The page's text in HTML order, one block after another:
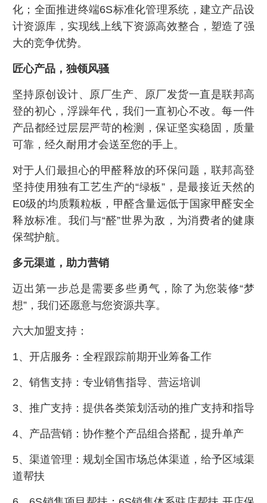
化；全面推进终端6S标准化管理系统，建立产品设
计资源库，实现线上线下资源高效整合，塑造了强
大的竞争优势。
匠心产品，独领风骚
坚持原创设计、原厂生产、原厂发货一直是联邦高
登的初心，浮躁年代，我们一直初心不改。每一件
产品都经过层层严苛的检测，保证坚实稳固，质量
可靠，经久耐用才会送至您的手上。
对于人们最担心的甲醛释放的环保问题，联邦高登
坚持使用独有工艺生产的“绿板”，是最接近天然的
E0级的均质颗粒板，甲醛含量远低于国家甲醛安全
释放标准。我们与“醛”世界为敌，为消费者的健康
保驾护航。
多元渠道，助力营销
迈出第一步总是需要多些勇气，除了为您装修“梦
想”，我们还愿意与您资源共享。
六大加盟支持：
1、开店服务：全程跟踪前期开业筹备工作
2、销售支持：专业销售指导、营运培训
3、推广支持：提供各类策划活动的推广支持和指导
4、产品营销：协作整个产品组合搭配，提升单产
5、渠道管理：规划全国市场总体渠道，给予区域渠
道帮扶